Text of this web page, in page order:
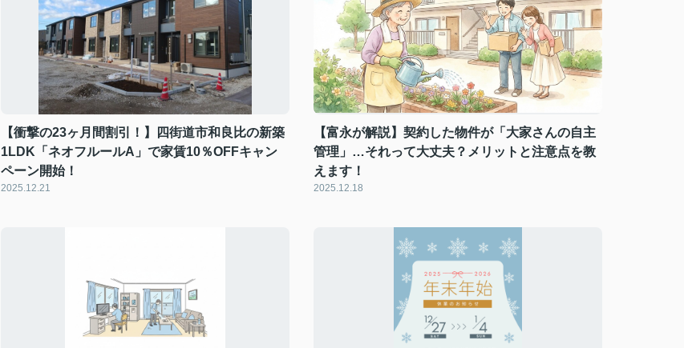
【衝撃の23ヶ月間割引！】四街道市和良比の新築
1LDK「ネオフルールA」で家賃10％OFFキャン
ペーン開始！
2025.12.21
【富永が解説】契約した物件が「大家さんの自主
管理」…それって大丈夫？メリットと注意点を教
えます！
2025.12.18